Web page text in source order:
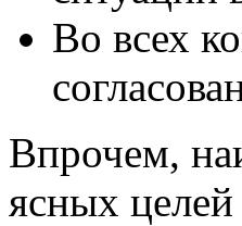
Во всех
Впрочем,
ясных